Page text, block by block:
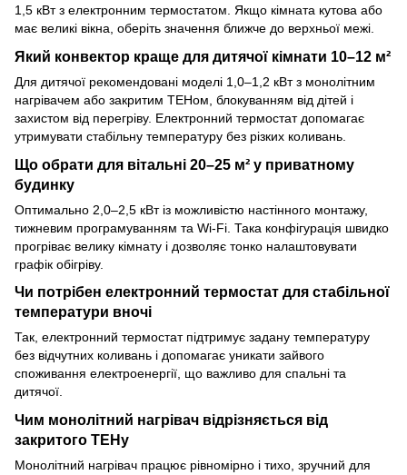
1,5 кВт з електронним термостатом. Якщо кімната кутова або
має великі вікна, оберіть значення ближче до верхньої межі.
Який конвектор краще для дитячої кімнати 10–12 м²
Для дитячої рекомендовані моделі 1,0–1,2 кВт з монолітним
нагрівачем або закритим ТЕНом, блокуванням від дітей і
захистом від перегріву. Електронний термостат допомагає
утримувати стабільну температуру без різких коливань.
Що обрати для вітальні 20–25 м² у приватному
будинку
Оптимально 2,0–2,5 кВт із можливістю настінного монтажу,
тижневим програмуванням та Wi-Fi. Така конфігурація швидко
прогріває велику кімнату і дозволяє тонко налаштовувати
графік обігріву.
Чи потрібен електронний термостат для стабільної
температури вночі
Так, електронний термостат підтримує задану температуру
без відчутних коливань і допомагає уникати зайвого
споживання електроенергії, що важливо для спальні та
дитячої.
Чим монолітний нагрівач відрізняється від
закритого ТЕНу
Монолітний нагрівач працює рівномірно і тихо, зручний для